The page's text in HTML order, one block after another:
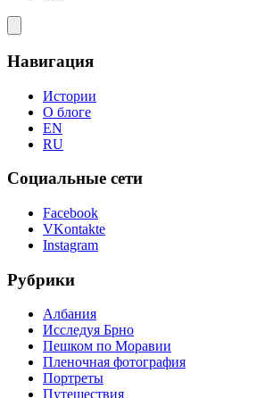
Навигация
Истории
О блоге
EN
RU
Социальные сети
Facebook
VKontakte
Instagram
Рубрики
Албания
Исследуя Брно
Пешком по Моравии
Пленочная фотография
Портреты
Путешествия